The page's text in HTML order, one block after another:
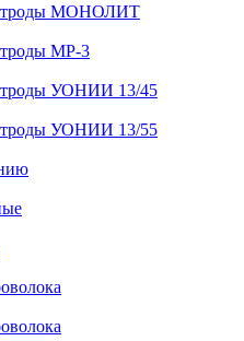
МОНОЛИТ
МР-3
УОНИИ 13/45
УОНИИ 13/55